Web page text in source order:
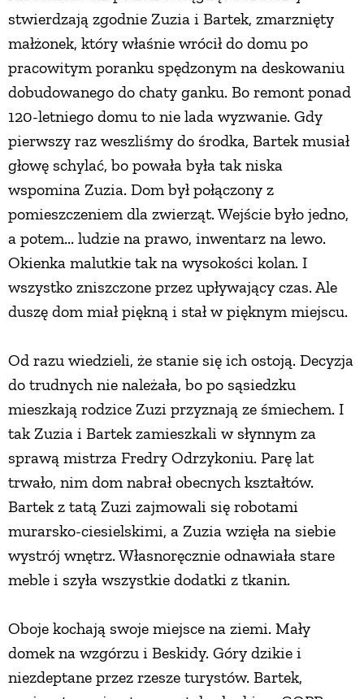
stwierdzają zgodnie Zuzia i Bartek, zmarznięty
małżonek, który właśnie wrócił do domu po
pracowitym poranku spędzonym na deskowaniu
dobudowanego do chaty ganku. Bo remont ponad
120-letniego domu to nie lada wyzwanie. Gdy
pierwszy raz weszliśmy do środka, Bartek musiał
głowę schylać, bo powała była tak niska
wspomina Zuzia. Dom był połączony z
pomieszczeniem dla zwierząt. Wejście było jedno,
a potem... ludzie na prawo, inwentarz na lewo.
Okienka malutkie tak na wysokości kolan. I
wszystko zniszczone przez upływający czas. Ale
duszę dom miał piękną i stał w pięknym miejscu.
Od razu wiedzieli, że stanie się ich ostoją. Decyzja
do trudnych nie należała, bo po sąsiedzku
mieszkają rodzice Zuzi przyznają ze śmiechem. I
tak Zuzia i Bartek zamieszkali w słynnym za
sprawą mistrza Fredry Odrzykoniu. Parę lat
trwało, nim dom nabrał obecnych kształtów.
Bartek z tatą Zuzi zajmowali się robotami
murarsko-ciesielskimi, a Zuzia wzięła na siebie
wystrój wnętrz. Własnoręcznie odnawiała stare
meble i szyła wszystkie dodatki z tkanin.
Oboje kochają swoje miejsce na ziemi. Mały
domek na wzgórzu i Beskidy. Góry dzikie i
niezdeptane przez rzesze turystów. Bartek,
INNE